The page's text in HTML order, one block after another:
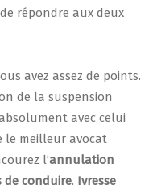
répondre aux deux
avez assez de points.
de la suspension
avec celui
le meilleur avocat
l’annulation
de conduire. Ivresse